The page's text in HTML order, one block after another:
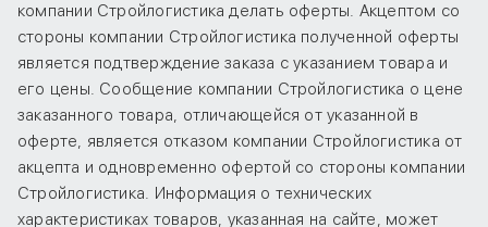
компании Стройлогистика делать оферты. Акцептом со
стороны компании Стройлогистика полученной оферты
является подтверждение заказа с указанием товара и
его цены. Сообщение компании Стройлогистика о цене
заказанного товара, отличающейся от указанной в
оферте, является отказом компании Стройлогистика от
акцепта и одновременно офертой со стороны компании
Стройлогистика. Информация о технических
характеристиках товаров, указанная на сайте, может